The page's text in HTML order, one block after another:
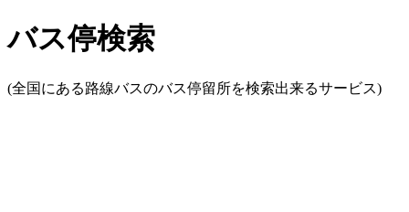
バス停検索
(全国にある路線バスのバス停留所を検索出来るサービス)